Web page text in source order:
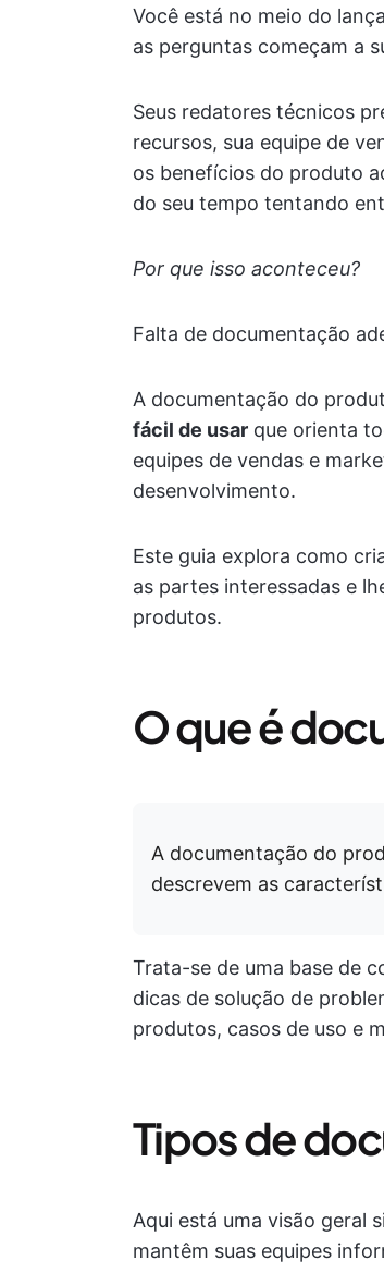
Você está no meio do
as perguntas começam a
Seus redatores técnicos
recursos, sua equipe de
os benefícios do produto
do seu tempo tentando
Por que isso aconteceu?
Falta de documentação
A documentação do
fácil de usar que orienta
equipes de vendas e
desenvolvimento.
Este guia explora como
as partes interessadas e
produtos.
O que é
A documentação do
descrevem as
Trata-se de uma base de
dicas de solução de
produtos, casos de uso e
Tipos de
Aqui está uma visão geral
mantêm suas equipes